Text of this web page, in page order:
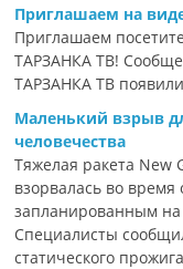
Приглашаем на
Приглашаем
ТАРЗАНКА ТВ!
ТАРЗАНКА ТВ
Маленький взрыв
человечества
Тяжелая ракета
взорвалась во
запланированным
Специалисты
статического